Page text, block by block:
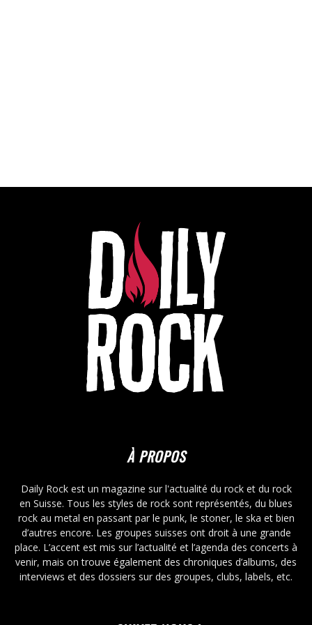
À PROPOS
Daily Rock est un magazine sur l'actualité du rock et du rock
en Suisse. Tous les styles de rock sont représentés, du blues
rock au metal en passant par le punk, le stoner, le ska et bien
d’autres encore. Les groupes suisses ont droit à une grande
place. L’accent est mis sur l’actualité et l’agenda des concerts à
venir, mais on trouve également des chroniques d’albums, des
interviews et des dossiers sur des groupes, clubs, labels, etc.